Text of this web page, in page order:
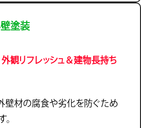
塗装
外観リフレッシュ＆建物長持ち
壁材の腐食や劣化を防ぐため
。